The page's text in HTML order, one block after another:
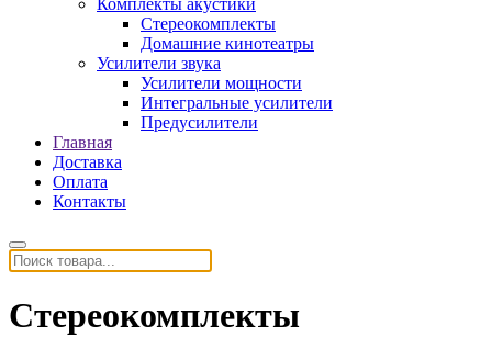
Комплекты акустики
Стереокомплекты
Домашние кинотеатры
Усилители звука
Усилители мощности
Интегральные усилители
Предусилители
Главная
Доставка
Оплата
Контакты
Стереокомплекты